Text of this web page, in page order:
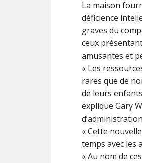
La maison
déficience
graves du
ceux
amusantes et
« Les
rares que de
de leurs
explique Gary
« Cette
temps avec les
« Au nom de